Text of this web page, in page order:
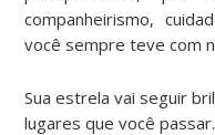
companheirismo,
você sempre teve com
Sua estrela vai seguir
lugares que você passar.